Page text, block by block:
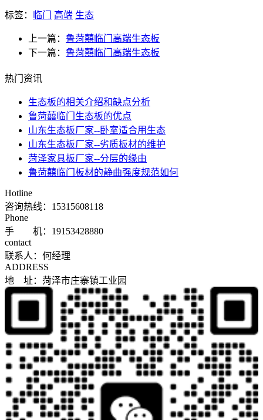
标签： 临门 高端 生态
上一篇： 鲁菏囍临门高端生态板
下一篇： 鲁菏囍临门高端生态板
热门资讯
​生态板的相关介绍和缺点分析
鲁菏囍临门生态板的优点
山东生态板厂家--卧室适合用生态
山东生态板厂家--劣质板材的维护
菏泽家具板厂家--分层的缘由
鲁菏囍临门板材的静曲强度规范如何
Hotline
咨询热线： 15315608118
Phone
手 机：19153428880
contact
联系人：何经理
ADDRESS
地 址：菏泽市庄寨镇工业园